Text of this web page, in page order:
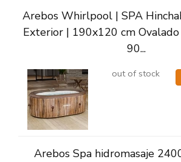
Arebos Whirlpool | SPA
Exterior | 190x120 cm Ovalado
90...
out of stock
Arebos Spa hidromasaje